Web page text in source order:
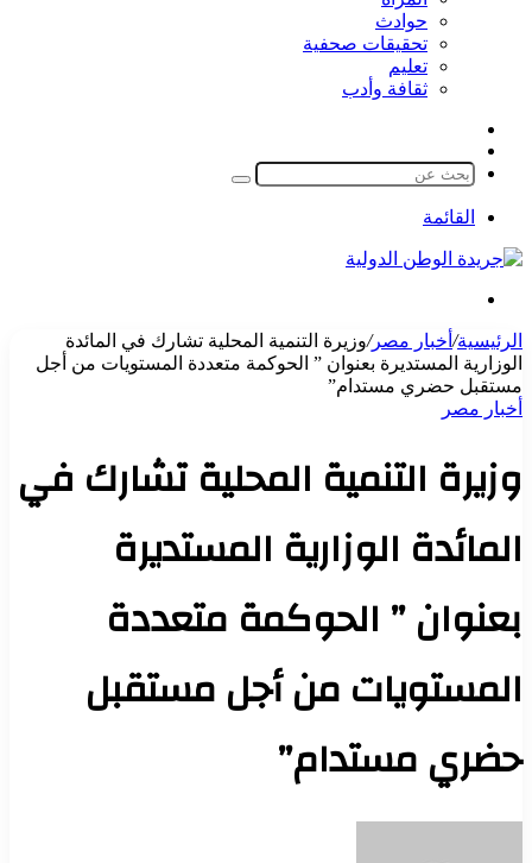
حوادث
تحقيقات صحفية
تعليم
ثقافة وأدب
المظلم
بحث
القائمة
الرئيسية/ أخبار مصر/وزيرة التنمية المحلية تشارك في المائدة
الوزارية المستديرة بعنوان ” الحوكمة متعددة المستويات من أجل
مستقبل حضري مستدام”
أخبار مصر
وزيرة التنمية المحلية تشارك في
المائدة الوزارية المستديرة
بعنوان ” الحوكمة متعددة
المستويات من أجل مستقبل
حضري مستدام”